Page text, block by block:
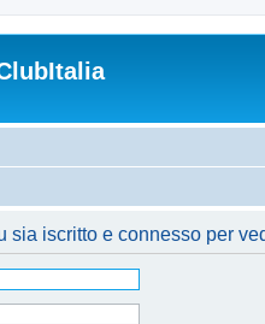
sia iscritto e connesso per